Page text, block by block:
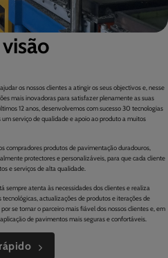
os nossos clientes a atingir os seus objectivos e, nesse
mais inovadoras para satisfazer plenamente as suas
12 anos, desenvolvemos com sucesso 30 tecnologias
serviço de qualidade e apoio ao produto a muitos
compradores produtos de pavimentação duradouros,
protectores e personalizáveis, para que cada cliente
e serviços de alta qualidade.
sempre atenta às necessidades dos clientes e realiza
actualizações de produtos e iterações de
se tornar o parceiro mais fiável dos nossos clientes e, em
de pavimentos mais seguras e confortáveis.